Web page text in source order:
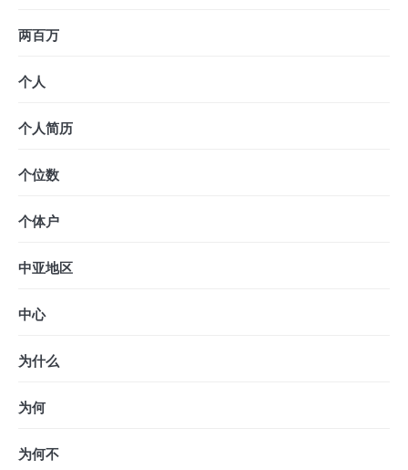
两百万
个人
个人简历
个位数
个体户
中亚地区
中心
为什么
为何
为何不